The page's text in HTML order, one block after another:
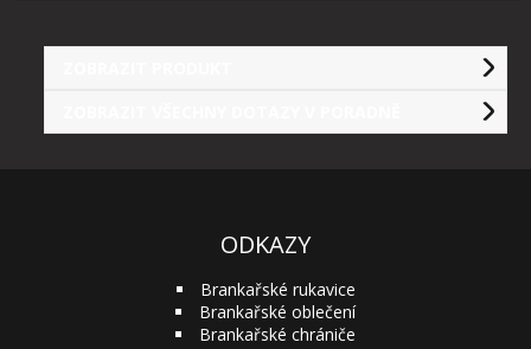
ODKAZY
Brankařské rukavice
Brankařské oblečení
Brankařské chrániče